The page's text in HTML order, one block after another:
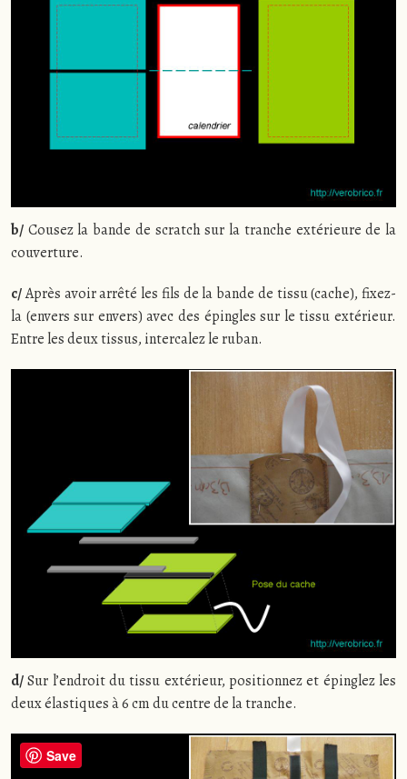
b/ Cousez la bande de scratch sur la tranche extérieure de la
couverture.
c/Après avoir arrêté les fils de la bande de tissu (cache), fixez-
la (envers sur envers) avec des épingles sur le tissu extérieur.
Entre les deux tissus, intercalez le ruban.
d/Sur l’endroit du tissu extérieur, positionnez et épinglez les
deux élastiques à 6 cm du centre de la tranche.
Save